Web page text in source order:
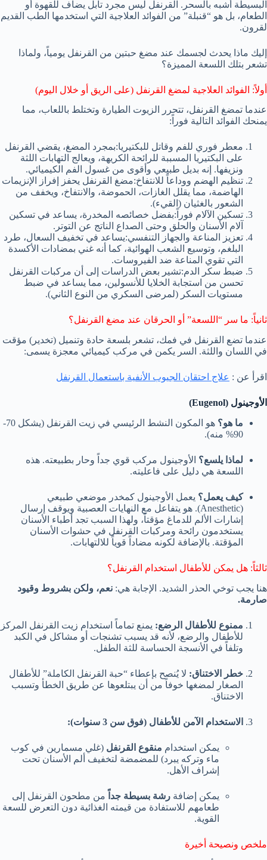
البسيطة أشبه بالسحر. القرنفل ليس مجرد تابل يضاف للقهوة أو
الطعام، بل هو “قنبلة” من الفوائد العلاجية التي استخدمها الطب القديم
لقرون.
إليك ماذا يحدث لجسمك عند مضغ حبتين من القرنفل يومياً، ولماذا
تشعر بتلك اللسعة المميزة؟
أولاً: الفوائد العلاجية لمضغ القرنفل (على الريق أو خلال اليوم)
عندما تمضغ القرنفل، تتحرر الزيوت الطيارة وتختلط باللعاب، مما
يمنحك الفوائد التالية فوراً:
معطر فوري للفم وقاتل للبكتيريا:بمجرد المضغ، يقضي القرنفل
على البكتيريا المسببة للرائحة الكريهة، ويعالج التهابات اللثة
ونزيفها. إنه بديل طبيعي وأقوى من غسول الفم الكيميائي.
تنظيم الهضم ووداعاً للانتفاخ:مضغ القرنفل يحفز إفراز الإنزيمات
الهاضمة، مما يقلل الغازات، الحموضة، والانتفاخ، ويخفف من
الشعور بالغثيان (القيء).
تسكين الآلام فوراً:بفضل خصائصه المخدرة، يساعد في تسكين
آلام الأسنان والحلق وحتى الصداع الناتج عن التوتر.
تعزيز المناعة والجهاز التنفسي:يساعد في تخفيف السعال، طرد
البلغم، وتوسيع الشعب الهوائية، كما أنه غني بمضادات الأكسدة
التي تقوي المناعة ضد الفيروسات.
ضبط سكر الدم:تشير بعض الدراسات إلى أن مركبات القرنفل
تحسن من استجابة الخلايا للأنسولين، مما يساعد في ضبط
مستويات السكر (لمرضى السكري من النوع الثاني).
ثانياً: ما سر “اللسعة” أو الحرقان عند مضغ القرنفل؟
عندما تضع القرنفل في فمك، تشعر بلسعة حادة وتنميل (تخدير) مؤقت
في اللسان واللثة. السر يكمن في مركب كيميائي معجزة يسمى:
اقرأ عن : علاج احتقان الجيوب الأنفية باستعمال القرنفل
الأوجينول (Eugenol)
ما هو؟
هو المكون النشط الرئيسي في زيت القرنفل (يشكل 70-
90% منه).
لماذا يلسع؟ الأوجينول مركب قوي جداً وحار بطبيعته. هذه
اللسعة هي دليل على فاعليته.
كيف يعمل؟ يعمل الأوجينول كمخدر موضعي طبيعي
(Anesthetic). هو يتفاعل مع النهايات العصبية ويوقف إرسال
إشارات الألم للدماغ مؤقتاً، ولهذا السبب تجد أطباء الأسنان
يستخدمون رائحة ومركبات القرنفل في حشوات الأسنان
المؤقتة. بالإضافة لكونه مضاداً قوياً للالتهابات.
ثالثاً: هل يمكن للأطفال استخدام القرنفل؟
هنا يجب توخي الحذر الشديد. الإجابة هي: نعم، ولكن بشروط وقيود
صارمة.
ممنوع للأطفال الرضع: يمنع تماماً استخدام زيت القرنفل المركز
للأطفال والرضع، لأنه قد يسبب تشنجات أو مشاكل في الكبد
وتلفاً في الأنسجة الحساسة للثة الطفل.
خطر الاختناق: لا يُنصح بإعطاء “حبة القرنفل الكاملة” للأطفال
الصغار لمضغها خوفاً من أن يبتلعوها عن طريق الخطأ وتسبب
الاختناق.
الاستخدام الآمن للأطفال (فوق سن 3 سنوات):
يمكن استخدام منقوع القرنفل (غلي مسمارين في كوب
ماء وتركه يبرد) للمضمضة لتخفيف ألم الأسنان تحت
إشراف الأهل.
يمكن إضافة رشة بسيطة جداً من مطحون القرنفل إلى
طعامهم للاستفادة من قيمته الغذائية دون التعرض للسعة
القوية.
ملخص ونصيحة أخيرة